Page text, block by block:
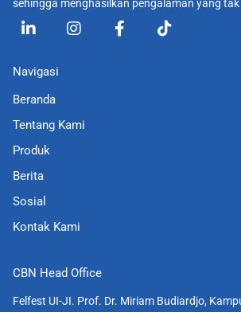
sehingga menghasilkan pengalaman yang
i
k
d
n
-
n
I
n
a
F
a
T
i
Navigasi
Beranda
Tentang Kami
Produk
Berita
Sosial
Kontak Kami
CBN Head Office
Felfest UI-JI. Prof. Dr. Miriam Budiardjo,